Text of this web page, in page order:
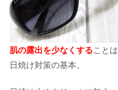
肌の露出を少なくすることは
日焼け対策の基本。